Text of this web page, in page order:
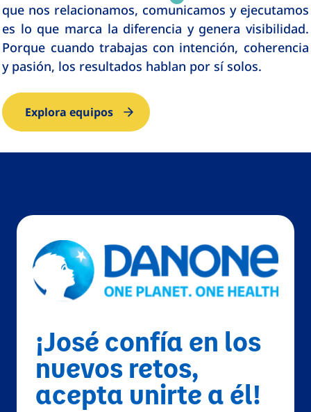
que nos relacionamos, comunicamos y ejecutamos
es lo que marca la diferencia y genera visibilidad.
Porque cuando trabajas con intención, coherencia
y pasión, los resultados hablan por sí solos.
Explora equipos
¡José confía en los
nuevos retos,
acepta unirte a él!